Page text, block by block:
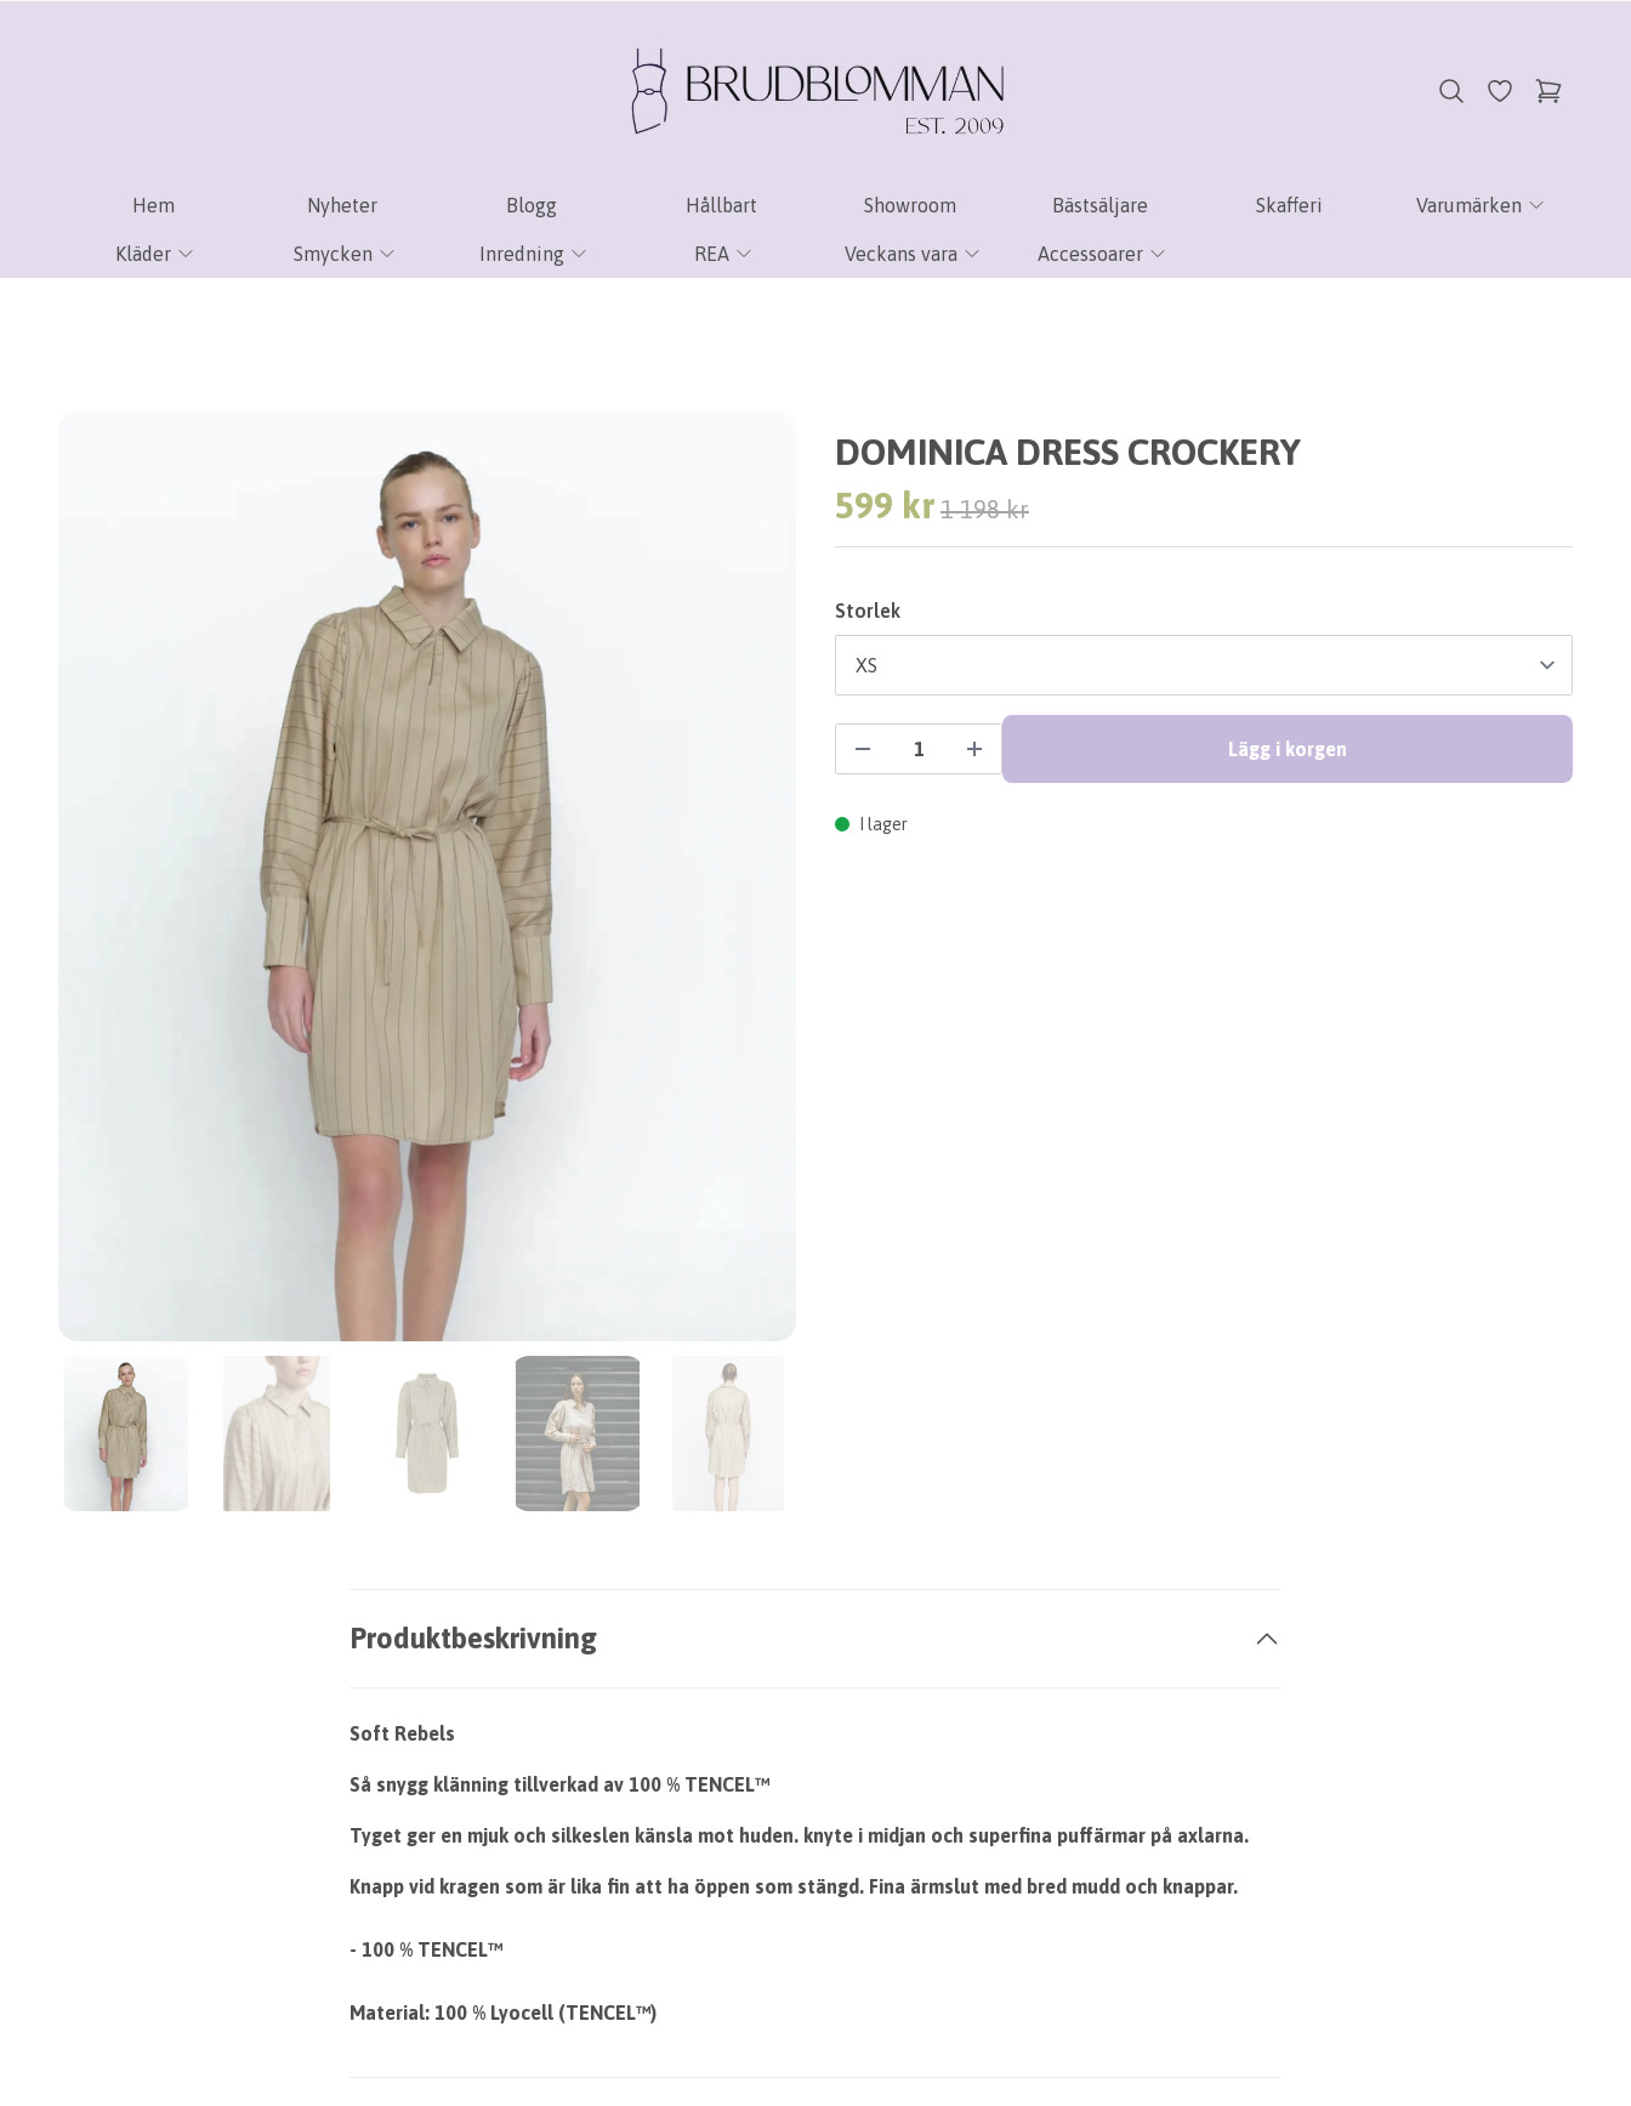
Hem Nyheter Blogg Hållbart Showroom Bästsäljare Skafferi Varumärken
Kläder Smycken Inredning REA Veckans vara Accessoarer
DOMINICA DRESS CROCKERY
599 kr 1 198 kr
Storlek
Lägg i korgen
I lager
Produktbeskrivning
Soft Rebels
Så snygg klänning tillverkad av 100 % TENCEL™
Tyget ger en mjuk och silkeslen känsla mot huden. knyte i midjan och superfina puffärmar på axlarna.
Knapp vid kragen som är lika fin att ha öppen som stängd. Fina ärmslut med bred mudd och knappar.
- 100 % TENCEL™
Material: 100 % Lyocell (TENCEL™)